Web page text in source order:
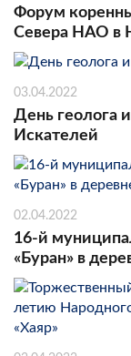
Форум
Севера НАО в
03.04.2022
День геолога
Искателей
02.04.2022
16-й
«Буран» в